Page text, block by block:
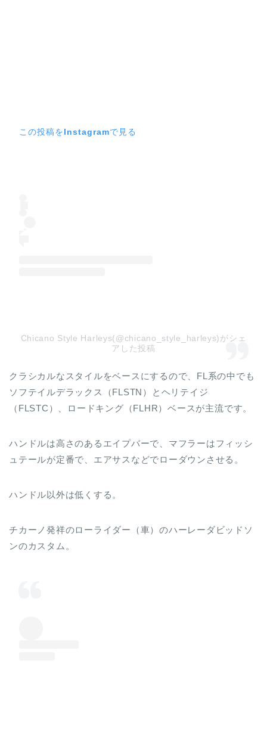
この投稿をInstagramで見る
Chicano Style Harleys(@chicano_style_harleys)がシェ
アした投稿
クラシカルなスタイルをベースにするので、FL系の中でも
ソフテイルデラックス（FLSTN）とヘリテイジ
（FLSTC）、ロードキング（FLHR）ベースが主流です。
ハンドルは高さのあるエイプバーで、マフラーはフィッシ
ュテールが定番で、エアサスなどでローダウンさせる。
ハンドル以外は低くする。
チカーノ発祥のローライダー（車）のハーレーダビッドソ
ンのカスタム。